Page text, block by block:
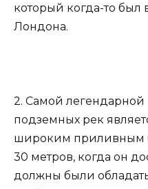
который когда-то
Лондона.
2. Самой легендарной
подземных рек
широким приливным
30 метров, когда он
должны были